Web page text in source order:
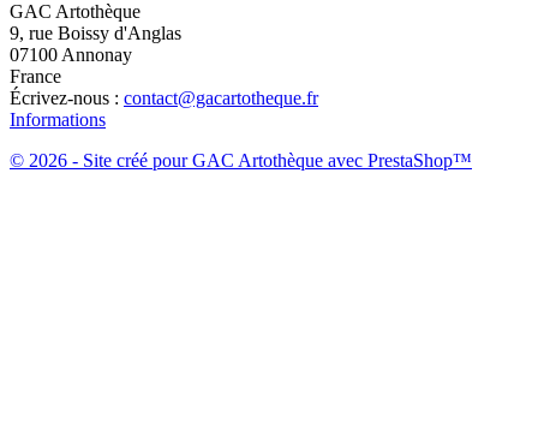
GAC Artothèque
9, rue Boissy d'Anglas
07100 Annonay
France
Écrivez-nous : contact@gacartotheque.fr
Informations
© 2026 - Site créé pour GAC Artothèque avec PrestaShop™